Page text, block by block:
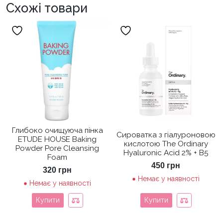
Схожі товари
Глибоко очищуюча пінка
ETUDE HOUSE Baking
Powder Pore Cleansing
Foam
320 грн
Немає у наявності
Купити
Сироватка з гіалуроновою
кислотою The Ordinary
Hyaluronic Acid 2% + B5
450 грн
Немає у наявності
Купити